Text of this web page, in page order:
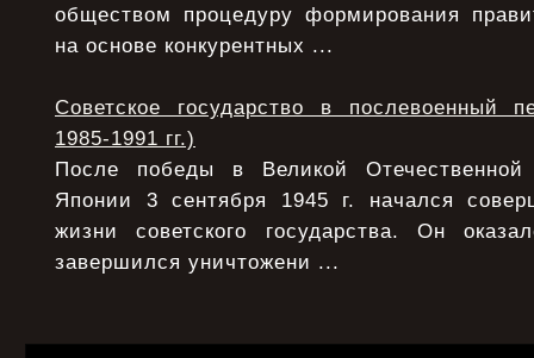
обществом процедуру формирования
на основе конкурентных ...
Советское государство в послевоенный
1985-1991 гг.)
После победы в Великой
Японии 3 сентября 1945 г. начался
жизни советского государства. Он
завершился уничтожени ...